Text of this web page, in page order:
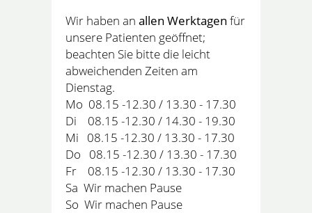
Wir haben an allen Werktagen für
unsere Patienten geöffnet;
beachten Sie bitte die leicht
abweichenden Zeiten am
Dienstag.
Mo 08.15 -12.30 / 13.30 - 17.30
Di 08.15 -12.30 / 14.30 - 19.30
Mi 08.15 -12.30 / 13.30 - 17.30
Do 08.15 -12.30 / 13.30 - 17.30
Fr 08.15 -12.30 / 13.30 - 17.30
Sa Wir machen Pause
So Wir machen Pause